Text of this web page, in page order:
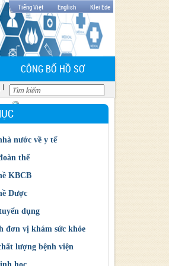
Tiếng Việt English Klei Ede
CÔNG BỐ HỒ SƠ
tỉnh Đắk Lắk
nước về y tế
hành của ngành
dịch vụ
thầu
thể
niên
KBCB
KBCB
KBCB
thực hành cấp CCHN KBCB
đăng ký hành nghề tại cơ sở
Dược
KD thuốc
chỉ hành nghề Dược
dụng
tạo, tuyển sinh
dụng
đơn vị khám sức khỏe
khỏe
lượng bệnh viện
giá chất lượng bệnh viện